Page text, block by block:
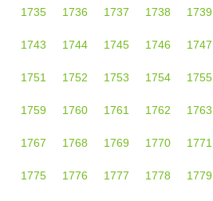
1735 1736 1737 1738 1739
1743 1744 1745 1746 1747
1751 1752 1753 1754 1755
1759 1760 1761 1762 1763
1767 1768 1769 1770 1771
1775 1776 1777 1778 1779